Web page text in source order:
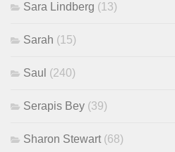
Sara Lindberg (13)
Sarah (15)
Saul (240)
Serapis Bey (39)
Sharon Stewart(68)